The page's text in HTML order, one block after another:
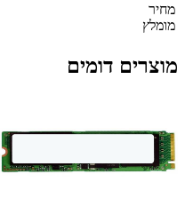
מחיר
מומלץ
מוצרים דומים